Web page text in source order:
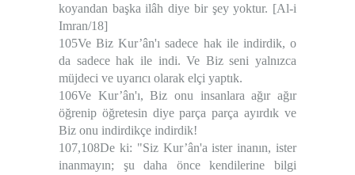
koyandan başka ilâh diye bir şey yoktur. [Al-i
Imran/18]
105Ve Biz Kur’ân'ı sadece hak ile indirdik, o
da sadece hak ile indi. Ve Biz seni yalnızca
müjdeci ve uyarıcı olarak elçi yaptık.
106Ve Kur’ân'ı, Biz onu insanlara ağır ağır
öğrenip öğretesin diye parça parça ayırdık ve
Biz onu indirdikçe indirdik!
107,108De ki: "Siz Kur’ân'a ister inanın, ister
inanmayın; şu daha önce kendilerine bilgi